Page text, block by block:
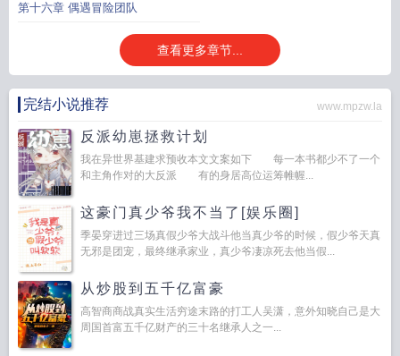
第十六章 偶遇冒险团队
查看更多章节...
完结小说推荐 www.mpzw.la
反派幼崽拯救计划
我在异世界基建求预收本文文案如下 每一本书都少不了一个
和主角作对的大反派 有的身居高位运筹帷幄...
这豪门真少爷我不当了[娱乐圈]
季晏穿进过三场真假少爷大战斗他当真少爷的时候，假少爷天真
无邪是团宠，最终继承家业，真少爷凄凉死去他当假...
从炒股到五千亿富豪
高智商商战真实生活穷途末路的打工人吴潇，意外知晓自己是大
周国首富五千亿财产的三十名继承人之一...